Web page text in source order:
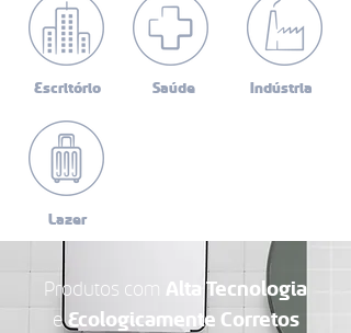
Escritório Saúde Indústria
Lazer
Produtos com Alta Tecnologia
eEcologicamente Corretos